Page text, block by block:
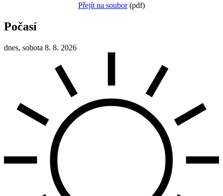
Přejít na soubor(pdf)
Počasí
dnes, sobota 8. 8. 2026